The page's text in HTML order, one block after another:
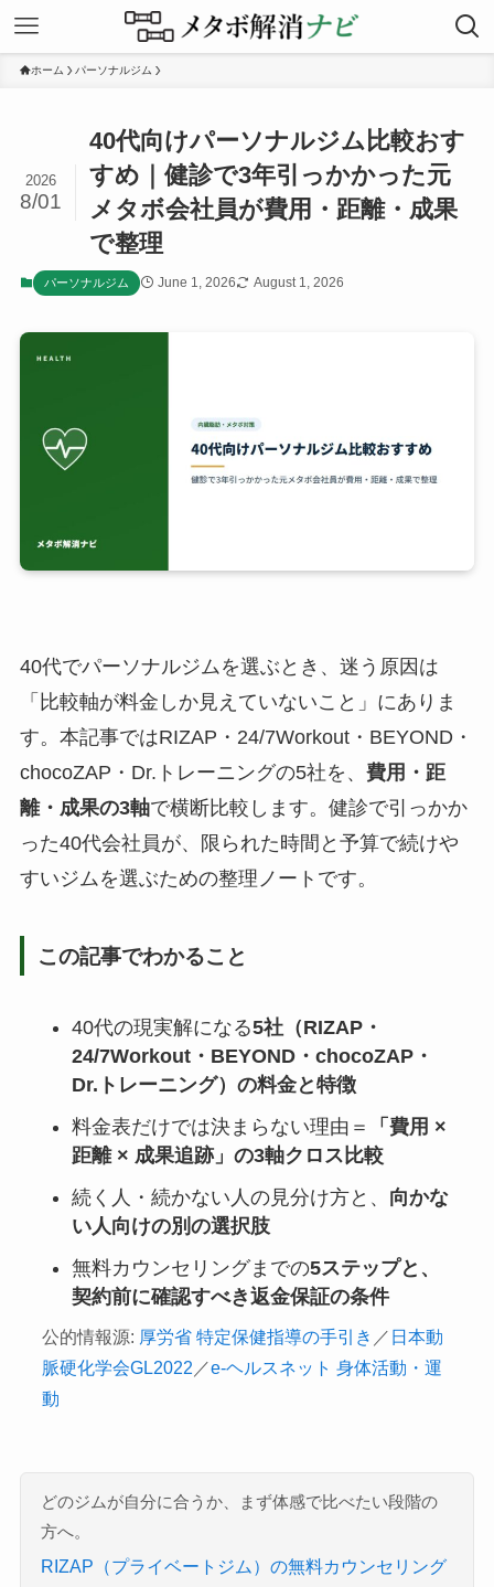
ホーム パーソナルジム
40代向けパーソナルジム比較おす
すめ｜健診で3年引っかかった元
メタボ会社員が費用・距離・成果
で整理
2026
8/01
パーソナルジム June 1, 2026 August 1, 2026
40代でパーソナルジムを選ぶとき、迷う原因は
「比較軸が料金しか見えていないこと」にありま
す。本記事ではRIZAP・24/7Workout・BEYOND・
chocoZAP・Dr.トレーニングの5社を、 費用・距
離・成果の3軸で横断比較します。健診で引っかか
った40代会社員が、限られた時間と予算で続けや
すいジムを選ぶための整理ノートです。
この記事でわかること
40代の現実解になる5社（RIZAP・
24/7Workout・BEYOND・chocoZAP・
Dr.トレーニング）の料金と特徴
料金表だけでは決まらない理由＝
「費用 ×
距離 × 成果追跡」の3軸クロス比較
続く人・続かない人の見分け方と、 向かな
い人向けの別の選択肢
無料カウンセリングまでの5ステップと、
契約前に確認すべき返金保証の条件
公的情報源: 厚労省 特定保健指導の手引き ／ 日本動
脈硬化学会GL2022 ／e-ヘルスネット 身体活動・運
動
どのジムが自分に合うか、まず体感で比べたい段階の
方へ。
RIZAP（プライベートジム）の無料カウンセリング